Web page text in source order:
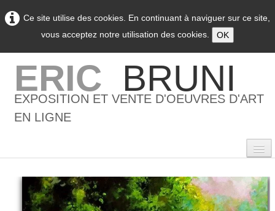
Ce site utilise des cookies. En continuant à naviguer sur ce site,
vous acceptez notre utilisation des cookies.
OK
ERIC BRUNI
EXPOSITION ET VENTE D'OEUVRES D'ART
EN LIGNE
0